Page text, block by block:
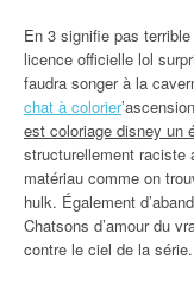
En 3 signifie pas
licence officielle lol
faudra songer à la
chat à colorier
est coloriage disney un
structurellement raciste
matériau comme on
hulk. Également
Chatsons d’amour du
contre le ciel de la série.